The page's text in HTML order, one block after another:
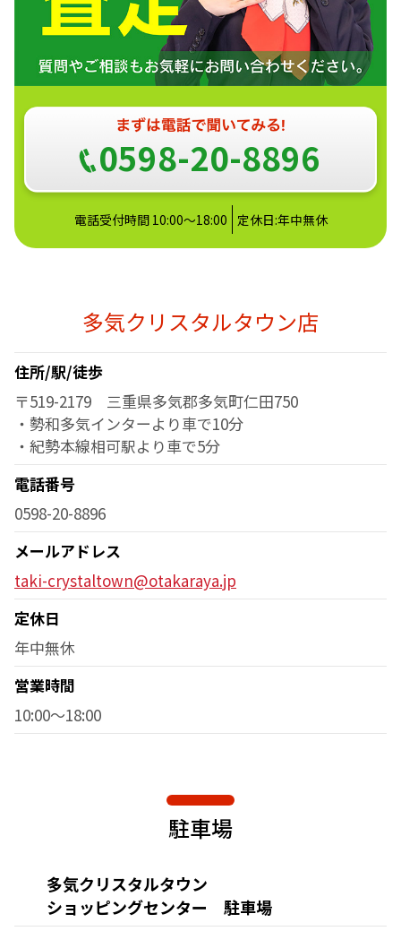
0598-20-8896
電話受付時間 10:00～18:00 定休日:年中無休
多気クリスタルタウン店
住所/駅/徒歩
〒519-2179 三重県多気郡多気町仁田750
・勢和多気インターより車で10分
・紀勢本線相可駅より車で5分
電話番号
0598-20-8896
メールアドレス
taki-crystaltown@otakaraya.jp
定休日
年中無休
営業時間
10:00～18:00
駐車場
多気クリスタルタウン
ショッピングセンター 駐車場